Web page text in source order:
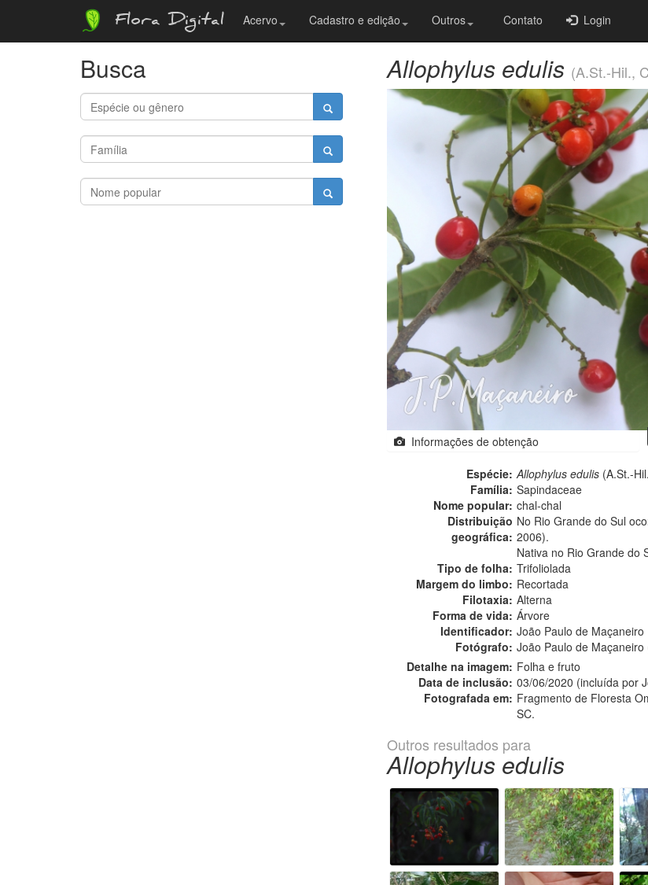
Flora Digital Acervo Cadastro e edição Outros Contato Login
Busca Allophylus edulis (A.St.-Hil.,
Informações de obtenção
Espécie: Allophylus edulis (A.St.-
Família: Sapindaceae
Nome popular: chal-chal
Distribuição
geográfica:
No Rio Grande do Sul
2006).
Nativa no Rio Grande do
Tipo de folha: Trifoliolada
Margem do limbo: Recortada
Filotaxia: Alterna
Forma de vida: Árvore
Identificador: João Paulo de Maçaneiro
Fotógrafo: João Paulo de
Detalhe na imagem: Folha e fruto
Data de inclusão: 03/06/2020 (incluída por
Fotografada em: Fragmento de Floresta
SC.
Outros resultados para
Allophylus edulis